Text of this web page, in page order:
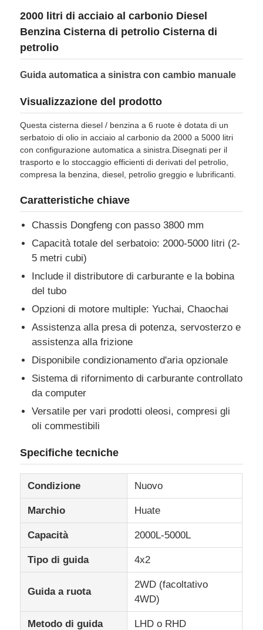
Autocisterna per olio combustibile
contenitore del carro armato di iso
Camionetto per la pulizia degli impianti igienici
Furgone refrigerato
Camioneria della spazzatura a braccio gancio
Sanità Triciclo elettrico
Camion merci
2000 litri di acciaio al carbonio Diesel
Benzina Cisterna di petrolio Cisterna di
petrolio
Guida automatica a sinistra con cambio manuale
Visualizzazione del prodotto
Questa cisterna diesel / benzina a 6 ruote è dotata di un
serbatoio di olio in acciaio al carbonio da 2000 a 5000 litri
con configurazione automatica a sinistra.Disegnati per il
trasporto e lo stoccaggio efficienti di derivati del petrolio,
compresa la benzina, diesel, petrolio greggio e lubrificanti.
Caratteristiche chiave
Chassis Dongfeng con passo 3800 mm
Capacità totale del serbatoio: 2000-5000 litri (2-
5 metri cubi)
Include il distributore di carburante e la bobina
del tubo
Opzioni di motore multiple: Yuchai, Chaochai
Assistenza alla presa di potenza, servosterzo e
assistenza alla frizione
Disponibile condizionamento d'aria opzionale
Sistema di rifornimento di carburante controllato
da computer
Versatile per vari prodotti oleosi, compresi gli
oli commestibili
Specifiche tecniche
Condizione Nuovo
Marchio Huate
Capacità 2000L-5000L
Tipo di guida 4x2
Guida a ruota
2WD (facoltativo
4WD)
Metodo di guida LHD o RHD